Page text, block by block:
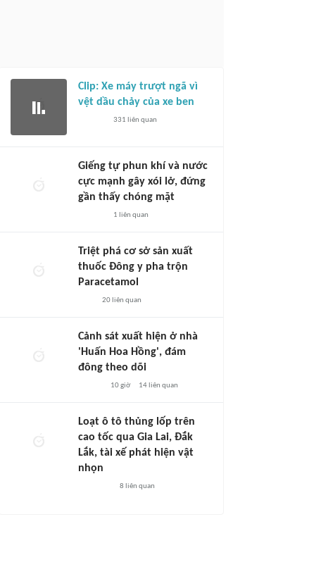
Clip: Xe máy trượt ngã vì
vệt dầu chảy của xe ben
331 liên quan
Giếng tự phun khí và nước
cực mạnh gây xói lở, đứng
gần thấy chóng mặt
1 liên quan
Triệt phá cơ sở sản xuất
thuốc Đông y pha trộn
Paracetamol
20liên quan
Cảnh sát xuất hiện ở nhà
'Huấn Hoa Hồng', đám
đông theo dõi
10 giờ 14liên quan
Loạt ô tô thủng lốp trên
cao tốc qua Gia Lai, Đắk
Lắk, tài xế phát hiện vật
nhọn
8 liên quan